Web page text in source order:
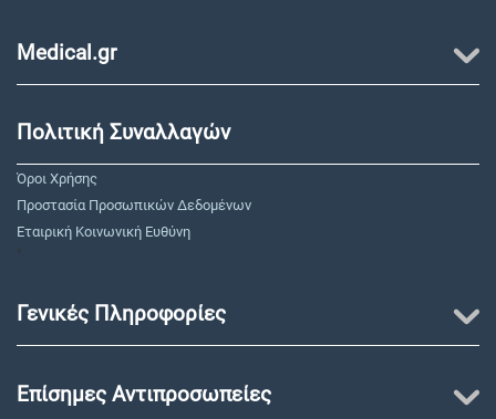
Medical.gr
Πολιτική Συναλλαγών
Όροι Χρήσης
Προστασία Προσωπικών Δεδομένων
Εταιρική Κοινωνική Ευθύνη
"
Γενικές Πληροφορίες
Επίσημες Αντιπροσωπείες